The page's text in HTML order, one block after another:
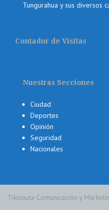
Tungurahua y sus diversos
Contador de Visitas
Nuestras Secciones
Ciudad
Deportes
Opinión
Seguridad
Nacionales
Tikinauta Comunicación y